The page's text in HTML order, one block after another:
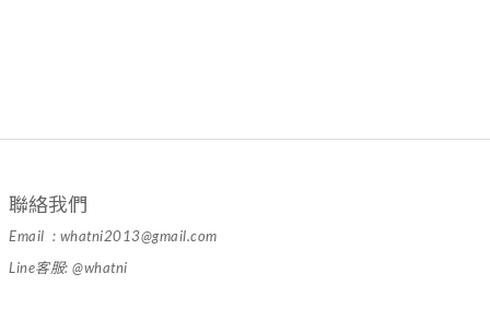
聯絡我們
Email : whatni2013@gmail.com
Line客服: @whatni